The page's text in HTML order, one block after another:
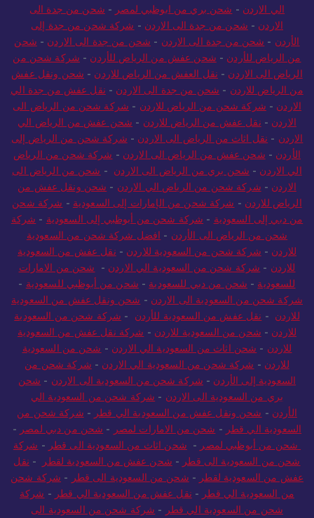
الي الاردن - شحن بري من ابوظبي لمصر - شحن من جدة الى
الاردن - شحن من جدة الى الاردن - شركة شحن من جدة إلى
الأردن - شحن من جدة الى الاردن - شحن من جدة الى الاردن - شحن
من الرياض للأردن - شحن عفش من الرياض للأردن - شركة شحن من
الرياض الى الاردن - نقل العفش من الرياض للاردن - شحن ونقل عفش
من الرياض للاردن - شحن من جدة الى الاردن - نقل عفش من جدة الي
الاردن - شركة شحن من الرياض للاردن - شركة شحن من الرياض الى
الاردن - نقل عفش من الرياض للاردن - شحن عفش من الرياض الي
الاردن - نقل اثاث من الرياض الى الاردن - شركة شحن من الرياض إلى
الأردن - شحن عفش من الرياض الى الاردن - شركة شحن من الرياض
الي الاردن - شحن بري من الرياض الى الاردن - شحن من الرياض الى
الاردن - شركة شحن من الرياض الي الاردن - شحن ونقل عفش من
الرياض للاردن - شركة شحن من الإمارات إلى السعودية - شركة شحن
من دبي إلى السعودية - شركة شحن من أبوظبي إلى السعودية - شركة
شحن من الرياض الى الأردن - افضل شركة شحن من السعودية
للاردن - شركة شحن من السعودية للاردن - نقل عفش من السعودية
للاردن - شركة شحن من السعودية الي الاردن - شحن من الامارات
للسعودية - شحن من دبي للسعودية - شحن من أبوظبي للسعودية -
شركة شحن من السعودية الى الاردن - شحن ونقل عفش من السعودية
للاردن - نقل عفش من السعودية للأردن - شركة شحن من السعودية
للاردن - شحن من السعودية للاردن - شركة نقل عفش من السعودية
للاردن - شحن اثاث من السعودية الي الاردن - شحن من السعودية
للاردن - شركة شحن من السعودية الي الاردن - شركة شحن من
السعودية إلى الأردن - شركة شحن من السعودية الى الاردن - شحن
بري من السعودية الى الاردن - شركة شحن من السعودية الي
الأردن - شحن ونقل عفش من السعودية الي قطر - شركة شحن من
السعودية الي قطر - شحن من الامارات لمصر - شحن من دبي لمصر -
شحن من أبوظبي لمصر - شحن اثاث من السعودية الى قطر - شركة
شحن من السعودية الى قطر - شحن عفش من السعودية لقطر - نقل
عفش من السعودية لقطر - شحن من السعودية الى قطر - شركة شحن
من السعودية الي قطر - نقل عفش من السعودية الي قطر - شركة
شحن من السعودية الي قطر - شركة شحن من السعودية الى